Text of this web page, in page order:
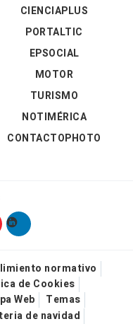
CIENCIAPLUS
PORTALTIC
EPSOCIAL
MOTOR
TURISMO
NOTIMÉRICA
CONTACTOPHOTO
normativo
de Cookies
Web
Temas
de navidad